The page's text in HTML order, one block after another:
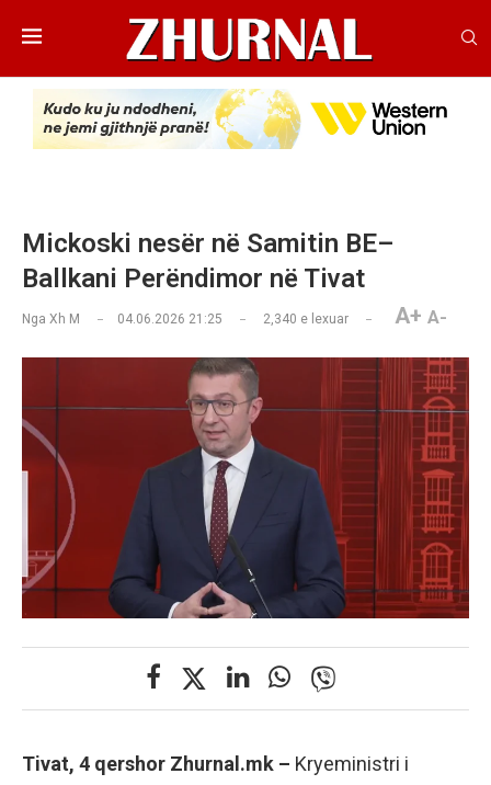
Mickoski nesër në Samitin BE–
Ballkani Perëndimor në Tivat
Nga Xh M 04.06.2026 21:25 2,340 e lexuar A+ A-
Tivat, 4 qershor Zhurnal.mk – Kryeministri i